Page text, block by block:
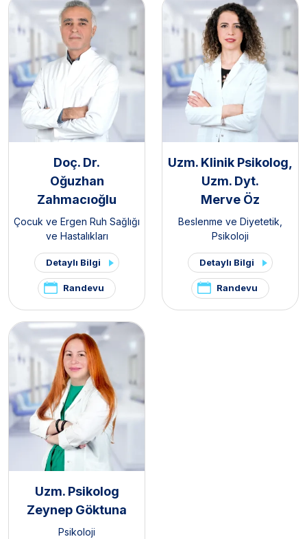
Doç. Dr.
Oğuzhan
Zahmacıoğlu
Çocuk ve Ergen Ruh Sağlığı
ve Hastalıkları
Detaylı Bilgi
Randevu
Uzm. Klinik Psikolog,
Uzm. Dyt.
Merve Öz
Beslenme ve Diyetetik
Psikoloji
Detaylı Bilgi
Randevu
Uzm. Psikolog
Zeynep Göktuna
Psikoloji